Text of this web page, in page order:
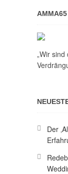
AMMA65
„Wir
Der